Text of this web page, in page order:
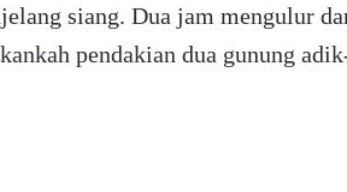
siang. Dua jam mengulur
pendakian dua gunung